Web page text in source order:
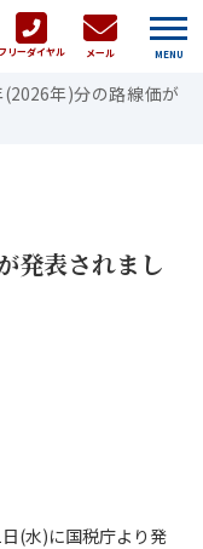
フリーダイヤル メール MENU
年)分の路線価が
発表されまし
(水)に国税庁より発